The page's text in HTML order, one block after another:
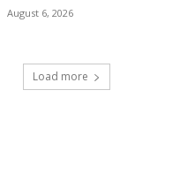
August 6, 2026
Load more